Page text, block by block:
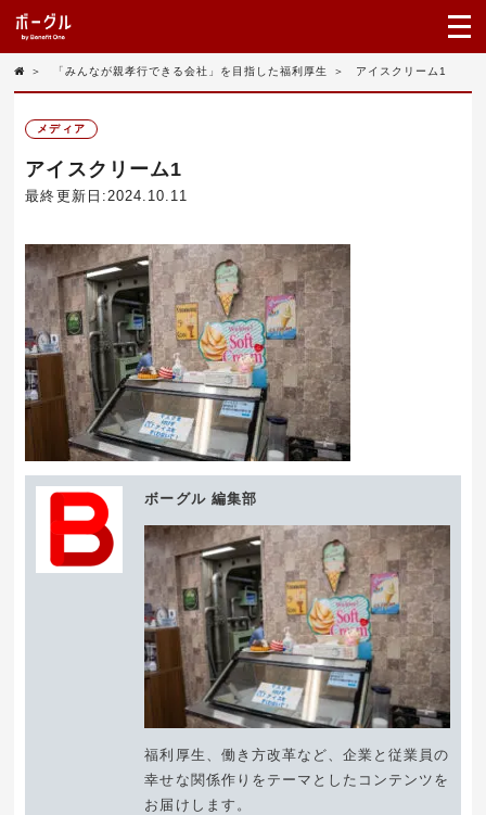
＞ 「みんなが親孝行できる会社」を目指した福利厚生 ＞ アイスクリーム1
メディア
アイスクリーム1
最終更新日:2024.10.11
ボーグル 編集部
福利厚生、働き方改革など、企業と従業員の
幸せな関係作りをテーマとしたコンテンツを
お届けします。